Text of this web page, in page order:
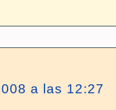
a las 12:27